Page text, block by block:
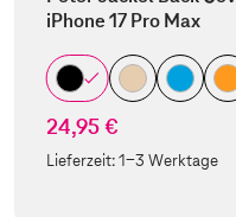
iPhone 17 Pro Max
24,95 €
Lieferzeit:1-3 Werktage